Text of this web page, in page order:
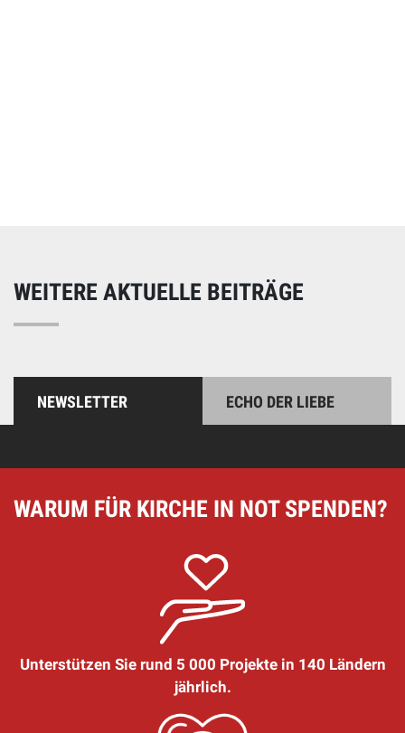
WEITERE AKTUELLE BEITRÄGE
NEWSLETTER ECHO DER LIEBE
WARUM FÜR KIRCHE IN NOT SPENDEN?
Unterstützen Sie rund 5 000 Projekte in 140 Ländern
jährlich.